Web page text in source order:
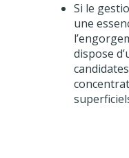
Si le
une
dispose